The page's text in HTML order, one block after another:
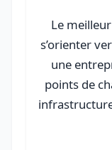
Le
s’orienter
une
points de